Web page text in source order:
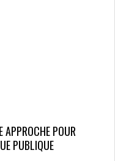
APPROCHE POUR
PUBLIQUE